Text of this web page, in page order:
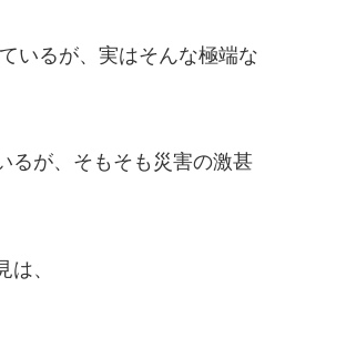
いるが、実はそんな極端な
るが、そもそも災害の激甚
、